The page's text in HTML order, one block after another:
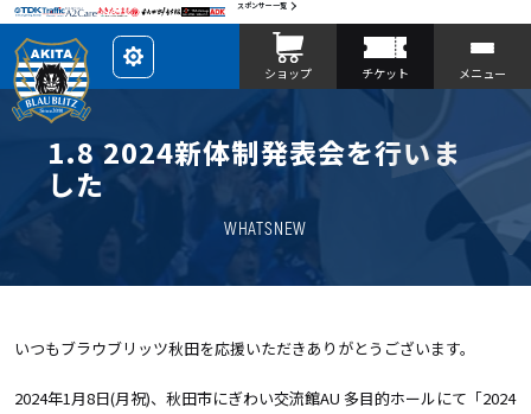
スポンサー一覧
レ
イ
ア
を
カ
ショップ チケット メニュー
1.8 2024新体制発表会を行いま
した
WHATSNEW
いつもブラウブリッツ秋田を応援いただきありがとうございます。
2024年1月8日(月祝)、秋田市にぎわい交流館AU 多目的ホールにて「2024